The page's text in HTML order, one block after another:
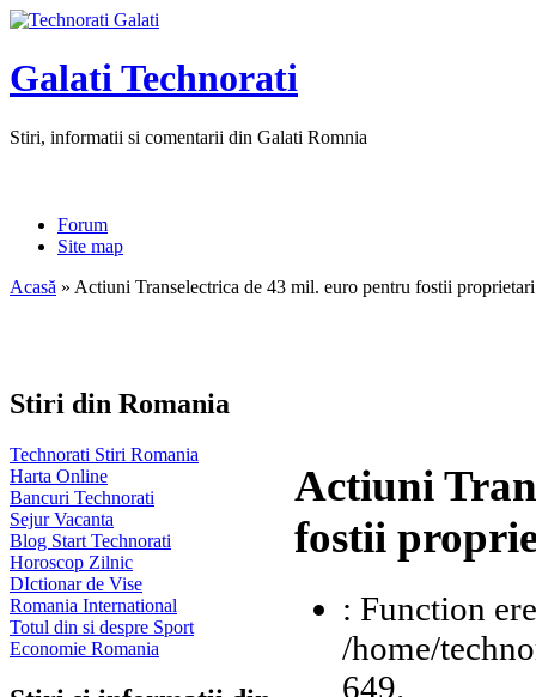
Galati Technorati
Stiri, informatii si comentarii din Galati Romnia
Forum
Site map
Acasă » Actiuni Transelectrica de 43 mil. euro pentru fostii proprietari
Stiri din Romania
Technorati Stiri Romania
Harta Online
Bancuri Technorati
Sejur Vacanta
Blog Start Technorati
Horoscop Zilnic
DIctionar de Vise
Romania International
Totul din si despre Sport
Economie Romania
Actiuni
fostii
: Function
/home/
649.